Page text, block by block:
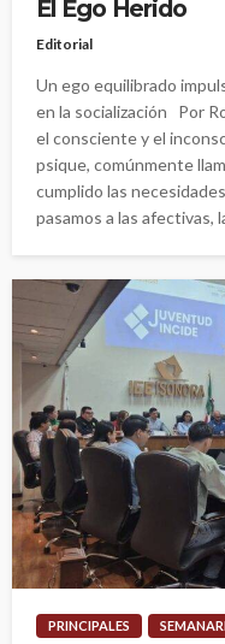
El Ego Herido
Editorial
Un ego equilibrado
en la socialización Por
el consciente y el
psique, comúnmente
cumplido las
pasamos a las afectivas,
PRINCIPALES